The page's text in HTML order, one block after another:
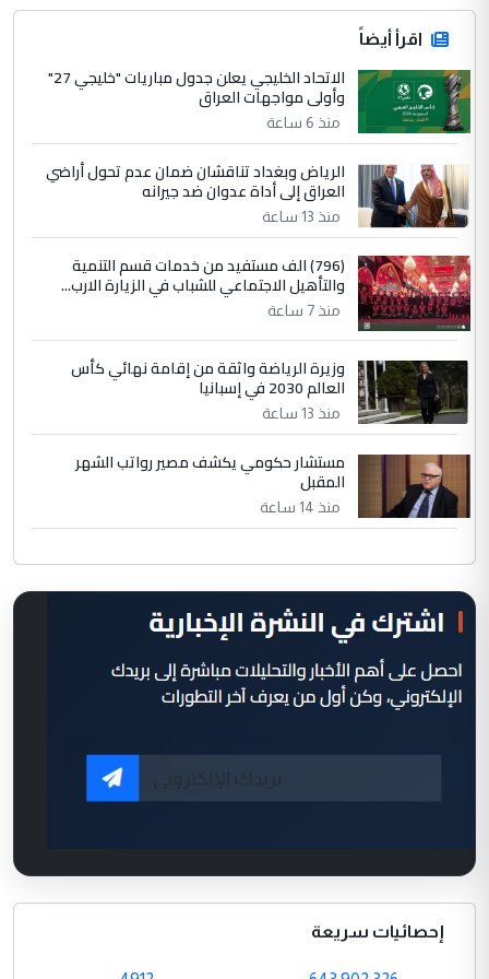
اقرأ أيضاً
الاتحاد الخليجي يعلن جدول مباريات "خليجي 27"
وأولى مواجهات العراق
منذ 6 ساعة
الرياض وبغداد تناقشان ضمان عدم تحول أراضي
العراق إلى أداة عدوان ضد جيرانه
منذ 13 ساعة
(796) الف مستفيد من خدمات قسم التنمية
والتأهيل الاجتماعي للشباب في الزيارة الارب...
منذ 7 ساعة
وزيرة الرياضة واثقة من إقامة نهائي كأس
العالم 2030 في إسبانيا
منذ 13 ساعة
مستشار حكومي يكشف مصير رواتب الشهر
المقبل
منذ 14 ساعة
إحصائيات سريعة